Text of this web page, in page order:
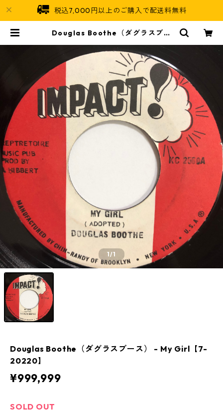
税込7,000円以上のご購入で配送料無料
Douglas Boothe（ダグラスブー
maican Soul
1/1
Douglas Boothe（ダグラスブース） - My Girl【7-
20220】
¥999,999
SOLD OUT